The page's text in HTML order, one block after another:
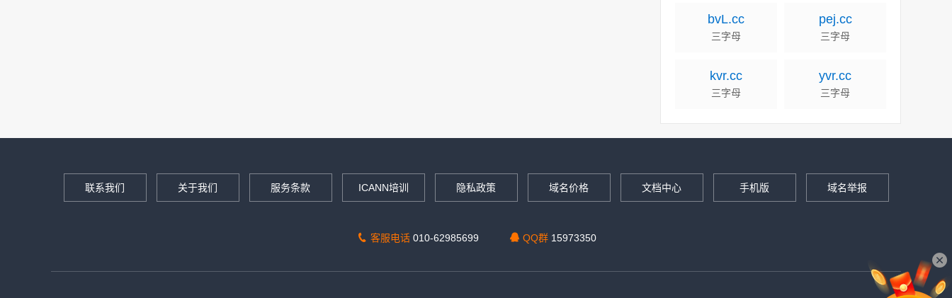
bvL.cc
三字母
pej.cc
三字母
kvr.cc
三字母
yvr.cc
三字母
联系我们 关于我们 服务条款 ICANN培训 隐私政策 域名价格 文档中心 手机版 域名举报
客服电话 010-62985699 QQ群 15973350